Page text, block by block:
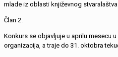
mlade iz oblasti književnog
Član 2.
Konkurs se objavljuje u aprilu mesecu
organizacija, a traje do 31. oktobra